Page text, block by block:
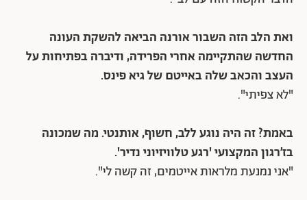
ואת הלב הזה השבור אורנה הביאה להשקת העונה
החדשה שהתקיימה אחרי הפרידה, ודיברה בפתיחות על
העצב והכאב שלה באייטם של גיא פינס.
"לא צפיתי".
באמת? זה היה נוגע ללב, חשוף, אותנטי. מה שמכונה
בז׳רגון המקצועי 'רגע טלוויזיוני נדיר'.
"אני נמנעת מלראות אייטמים, זה קשה לי".